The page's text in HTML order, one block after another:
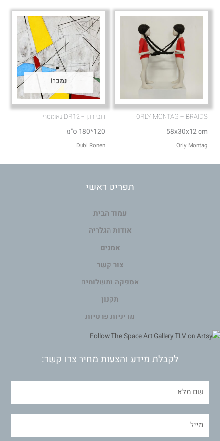
ORLY MONTAG – BRAIDS
58x30x12 cm
Orly Montag
נמכר!
דובי רונן – DR12 גאומטרי
120*180 ס"מ
Dubi Ronen
תפריט ראשי
עמוד הבית
אודות הגלריה
אמנים
צור קשר
אספקה ומשלוחים
תקנון
מדיניות פרטיות
לקבלת מידע והצעות מחיר צרו קשר: